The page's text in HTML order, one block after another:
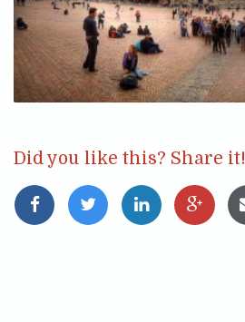
Did you like this? Share it!